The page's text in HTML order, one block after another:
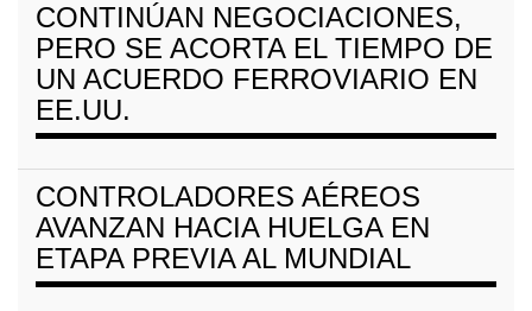
CONTINÚAN NEGOCIACIONES,
PERO SE ACORTA EL TIEMPO DE
UN ACUERDO FERROVIARIO EN
EE.UU.
CONTROLADORES AÉREOS
AVANZAN HACIA HUELGA EN
ETAPA PREVIA AL MUNDIAL